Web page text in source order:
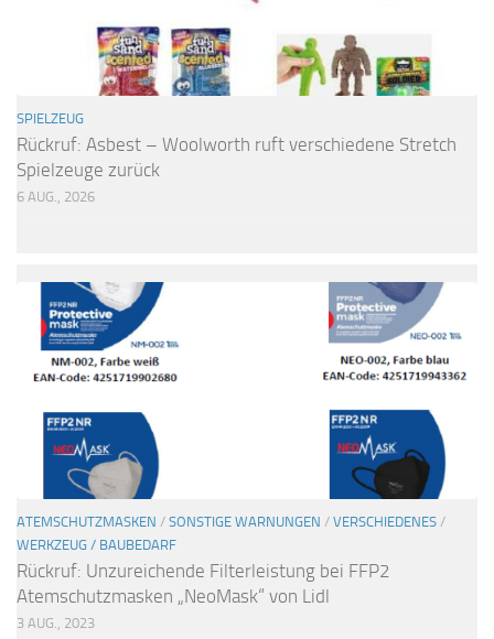
SPIELZEUG
Rückruf: Asbest – Woolworth ruft verschiedene Stretch
Spielzeuge zurück
6 AUG., 2026
ATEMSCHUTZMASKEN / SONSTIGE WARNUNGEN / VERSCHIEDENES /
WERKZEUG / BAUBEDARF
Rückruf: Unzureichende Filterleistung bei FFP2
Atemschutzmasken „NeoMask“ von Lidl
3 AUG., 2023